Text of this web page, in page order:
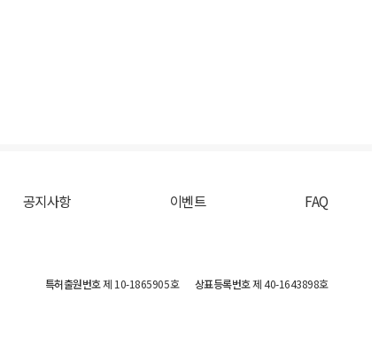
공지사항 이벤트 FAQ
특허출원번호제 10-1865905호 상표등록번호제 40-1643898호